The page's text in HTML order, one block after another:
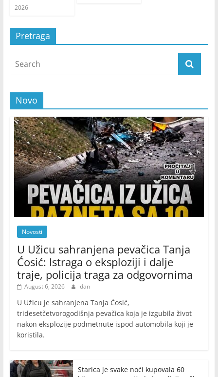
2026
Pretraga
Novo
Novosti
U Užicu sahranjena pevačica Tanja
Ćosić: Istraga o eksploziji i dalje
traje, policija traga za odgovornima
August 6, 2026 dan
U Užicu je sahranjena Tanja Ćosić,
tridesetčetvorogodišnja pevačica koja je izgubila život
nakon eksplozije podmetnute ispod automobila koji je
koristila.
Starica je svake noći kupovala 60